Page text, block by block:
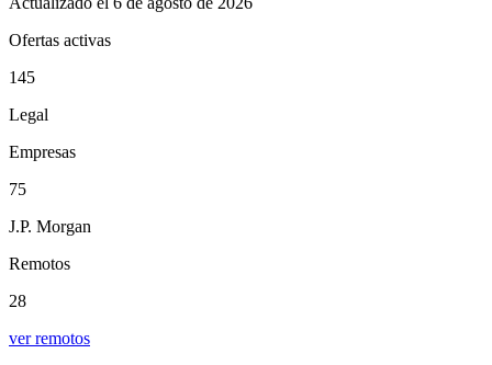
Ofertas activas
145
Legal
Empresas
75
J.P. Morgan
Remotos
28
ver remotos